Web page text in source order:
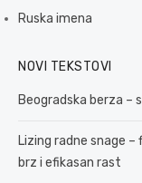
Ruska imena
NOVI TEKSTOVI
Beogradska berza
Lizing radne snage
brz i efikasan rast